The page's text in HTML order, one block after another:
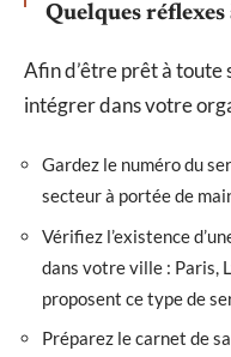
Quelques
Afin d’être prêt à toute
intégrer dans votre
Gardez le numéro du
secteur à portée de
Vérifiez l’existence
dans votre ville : Paris,
proposent ce type de
Préparez le carnet de